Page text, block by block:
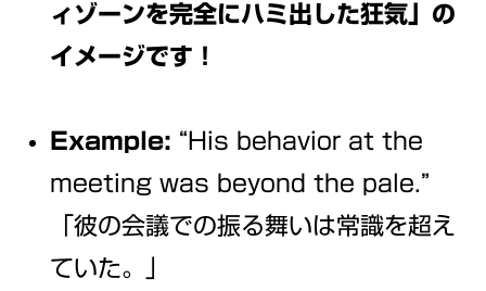
ィゾーンを完全にハミ出した狂気」の
イメージです！
Example: “His behavior at the
meeting was beyond the pale.”
「彼の会議での振る舞いは常識を超え
ていた。」